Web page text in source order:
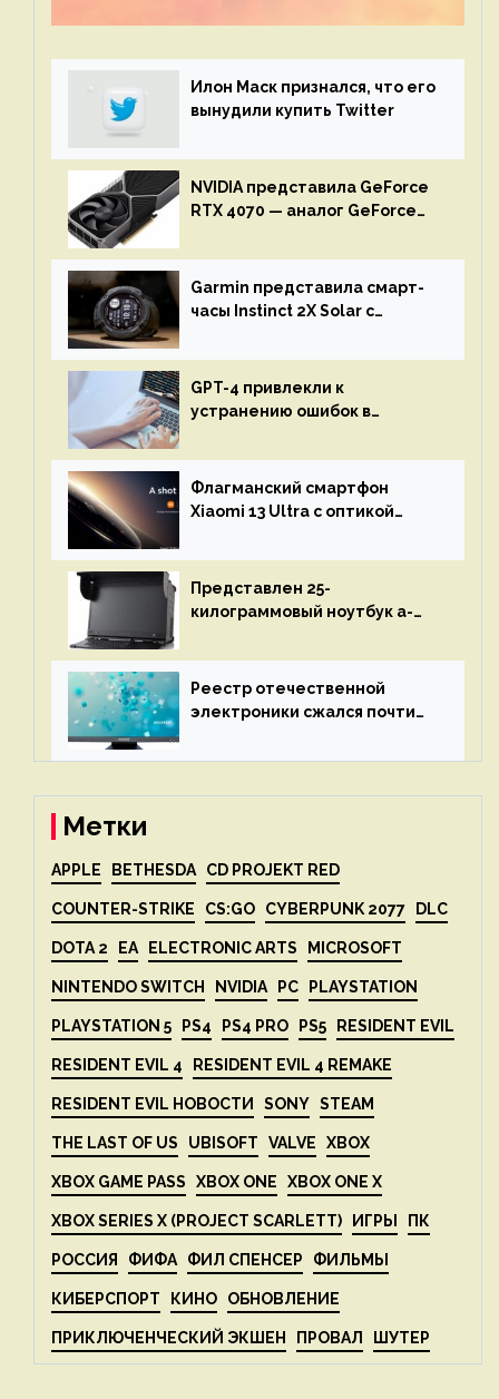
механике
Илон Маск признался, что его
вынудили купить Twitter
NVIDIA представила GeForce
RTX 4070 — аналог GeForce
Garmin представила смарт-
часы Instinct 2X Solar с
GPT-4 привлекли к
устранению ошибок в
остановится до полного
восстановления кода и
объяснит, что пошло не так
Флагманский смартфон
Xiaomi 13 Ultra с оптикой
представят 18 апреля
Представлен 25-
килограммовый ноутбук a-
до 3 Тбайт DDR5 и шесть
дисплеев
Реестр отечественной
электроники сжался почти
Метки
APPLE BETHESDA CD PROJEKT RED
COUNTER-STRIKE CS:GO CYBERPUNK 2077 DLC
DOTA 2 EA ELECTRONIC ARTS MICROSOFT
NINTENDO SWITCH NVIDIA PC PLAYSTATION
PLAYSTATION 5 PS4 PS4 PRO PS5 RESIDENT EVIL
RESIDENT EVIL 4 RESIDENT EVIL 4 REMAKE
RESIDENT EVIL НОВОСТИ SONY STEAM
THE LAST OF US UBISOFT VALVE XBOX
XBOX GAME PASS XBOX ONE XBOX ONE X
XBOX SERIES X (PROJECT SCARLETT) ИГРЫ ПК
РОССИЯ ФИФА ФИЛ СПЕНСЕР ФИЛЬМЫ
КИБЕРСПОРТ КИНО ОБНОВЛЕНИЕ
ПРИКЛЮЧЕНЧЕСКИЙ ЭКШЕН ПРОВАЛ ШУТЕР